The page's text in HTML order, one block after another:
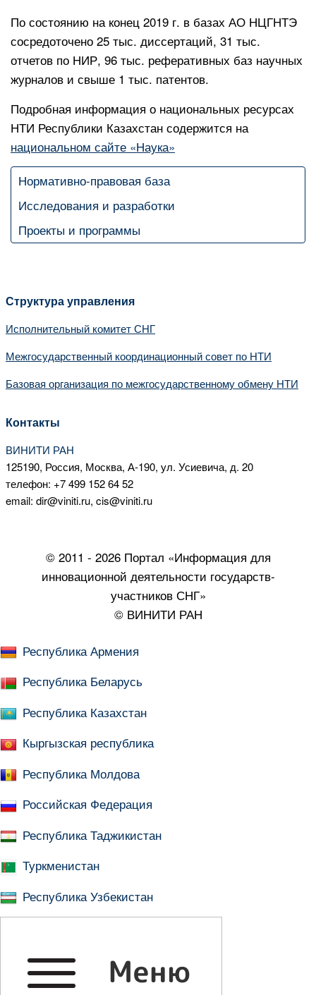
По состоянию на конец 2019 г. в базах АО НЦГНТЭ
сосредоточено 25 тыс. диссертаций, 31 тыс.
отчетов по НИР, 96 тыс. реферативных баз научных
журналов и свыше 1 тыс. патентов.
Подробная информация о национальных ресурсах
НТИ Республики Казахстан содержится на
национальном сайте «Наука»
Нормативно-правовая база
Исследования и разработки
Проекты и программы
Структура управления
Исполнительный комитет СНГ
Межгосударственный координационный совет по НТИ
Базовая организация по межгосударственному обмену НТИ
Контакты
ВИНИТИ РАН
125190, Россия, Москва, А-190, ул. Усиевича, д. 20
телефон: +7 499 152 64 52
email: dir@viniti.ru, cis@viniti.ru
© 2011 - 2026 Портал «Информация для
инновационной деятельности государств-
участников СНГ»
© ВИНИТИ РАН
Республика Армения
Республика Беларусь
Республика Казахстан
Кыргызская республика
Республика Молдова
Российская Федерация
Республика Таджикистан
Туркменистан
Республика Узбекистан